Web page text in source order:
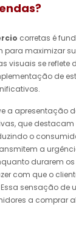
corretas é
para maximizar
visuais se reflete
de
a apresentação
que
o
a
durarem
com que o
sensação de
a comprar